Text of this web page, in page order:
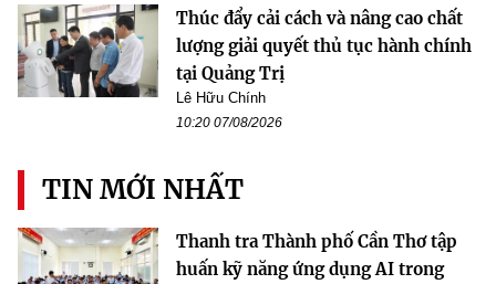
Thúc đẩy cải cách và nâng cao chất
lượng giải quyết thủ tục hành chính
tại Quảng Trị
Lê Hữu Chính
10:20 07/08/2026
TIN MỚI NHẤT
Thanh tra Thành phố Cần Thơ tập
huấn kỹ năng ứng dụng AI trong